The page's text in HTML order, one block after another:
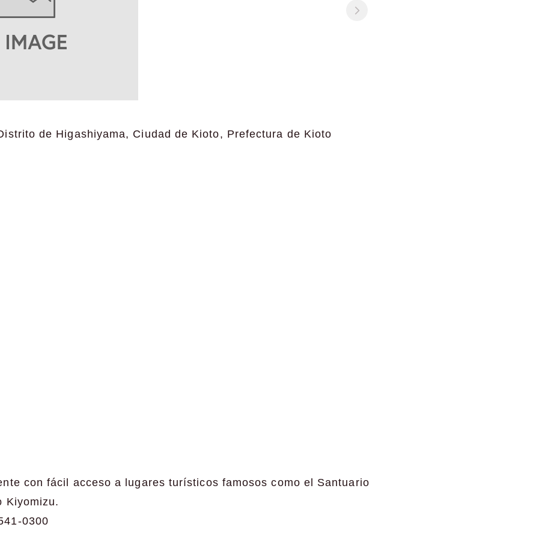
de Higashiyama, Ciudad de Kioto, Prefectura de Kioto
con fácil acceso a lugares turísticos famosos como el Santuario
Kiyomizu.
0300